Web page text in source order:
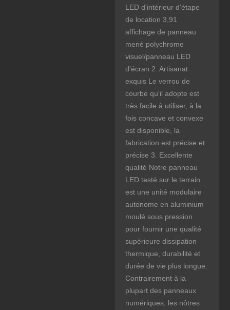
LED d'intérieur d'étape
de location 3,91
affichage de panneau
mené polychrome
visuel/panneau LED
d'écran 2. Artisanat
exquis Le verrou de
courbe qu'il adopte est
très facile à utiliser, à la
fois concave et convexe
est disponible, la
fabrication est précise et
précise 3. Excellente
qualité Notre panneau
LED testé sur le terrain
est une unité modulaire
autonome en aluminium
moulé sous pression
pour fournir une qualité
supérieure dissipation
thermique, durabilité et
durée de vie plus longue.
Contrairement à la
plupart des panneaux
numériques, les nôtres